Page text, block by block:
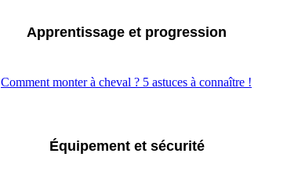
Apprentissage et progression
Comment monter à cheval ? 5 astuces à connaître !
Équipement et sécurité